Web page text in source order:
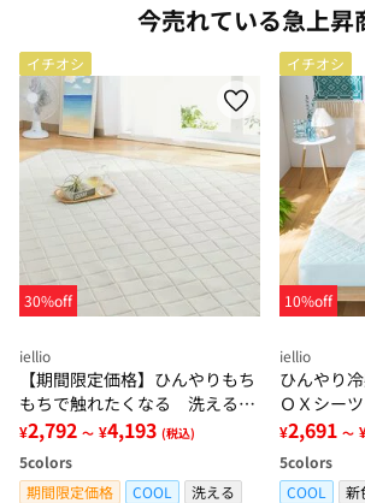
今売れている急上昇
イチオシ
30%off
iellio
【期間限定価格】ひんやりもち
もちで触れたくなる 洗えるラ
グ＜低反発・滑りにくい・接触
冷感・防ダニ・カーペット＞
¥2,792 ～ ¥4,193 (税込)
5colors
期間限定価格
COOL
洗える
イチオシ
10%off
iellio
ひんやり
ＯＸシー
感・抗菌
ボックス
＞
¥2,691 ～
5colors
COOL
新